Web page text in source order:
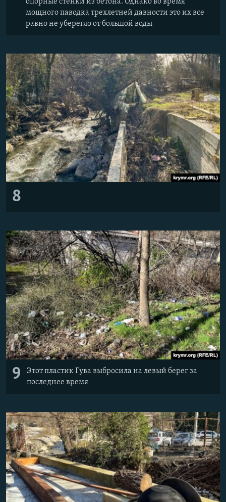
опорные стенки из бетона. Однако во время
мощного паводка трехлетней давности это их все
равно не уберегло от большой воды
8
9
Этот пластик Гува выбросила на левый берег за
последнее время